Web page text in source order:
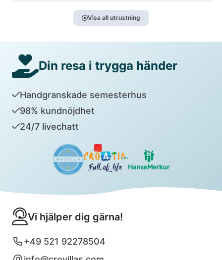
Visa all utrustning
Din resa i trygga händer
Handgranskade semesterhus
98% kundnöjdhet
24/7 livechatt
Vi hjälper dig gärna!
+49 521 92278504